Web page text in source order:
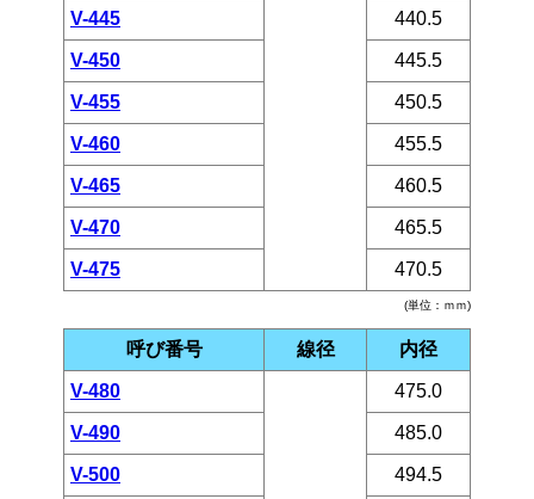
(単位：ｍｍ)
V-445 440.5
V-450 445.5
V-455 450.5
V-460 455.5
V-465 460.5
V-470 465.5
V-475 470.5
呼び番号 線径 内径
V-480 475.0
V-490 485.0
V-500 494.5